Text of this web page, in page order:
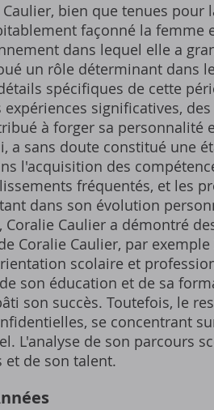
bien que tenues
façonné la femme
dans lequel elle a
un rôle déterminant dans
spécifiques de cette
significatives,
à forger sa personnalité
a sans doute constitué une
l'acquisition des
fréquentés, et les
dans son évolution
Caulier a démontré
Coralie Caulier, par
scolaire et
son éducation et de sa
son succès. Toutefois, le
se concentrant
L'analyse de son parcours
et de son talent.